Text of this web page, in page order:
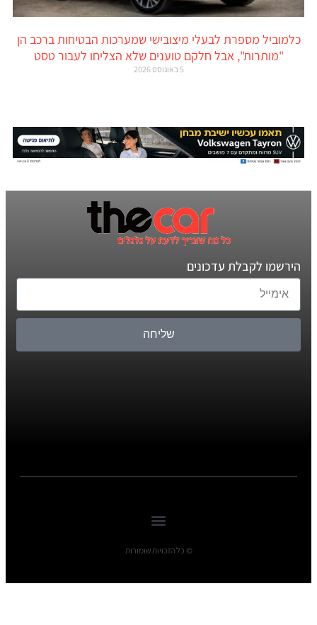
כלמוביל מספרת לבעלי מיצובישי שמערכות הבטיחות ברכב הן
"מותרות", אבל חלקם טוענים שלא הצליחו לעבור טסט
5 באוגוסט 2026
הירשמו לקבלת עדכונים
שליחה
© כל הזכויות שומורות